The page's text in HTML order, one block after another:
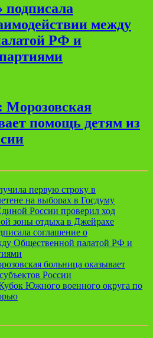
подписала
между
РФ и
Морозовская
помощь детям из
первую строку в
на выборах в Госдуму
России проверил ход
зоны отдыха в Джейрахе
соглашение о
Общественной палатой РФ и
больница оказывает
России
Южного военного округа по